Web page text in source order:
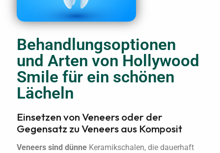
Behandlungsoptionen
und Arten von Hollywood
Smile für ein schönen
Lächeln
Einsetzen von Veneers oder der
Gegensatz zu Veneers aus Komposit
Veneers sind dünne Keramikschalen, die dauerhaft